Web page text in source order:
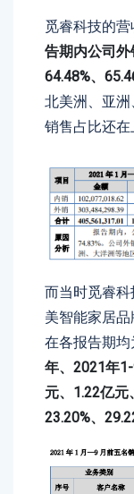
觅睿科技的
告期内公司
64.48%、
北美洲、亚
销售占比还在
而当时觅睿
美智能家居品
在各报告期均
年、2021年
元、1.22亿
23.20%、